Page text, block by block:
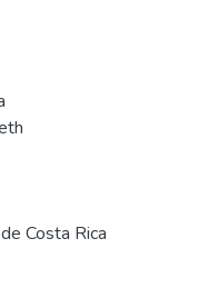
Costa Rica